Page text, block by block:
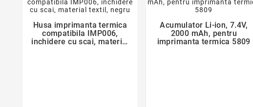

favorite_border
Husa imprimanta termica
compatibila IMP006,
inchidere cu scai, material

favorite_border
Acumulator Li-ion, 7.4V,
2000 mAh, pentru
imprimanta termica 5809